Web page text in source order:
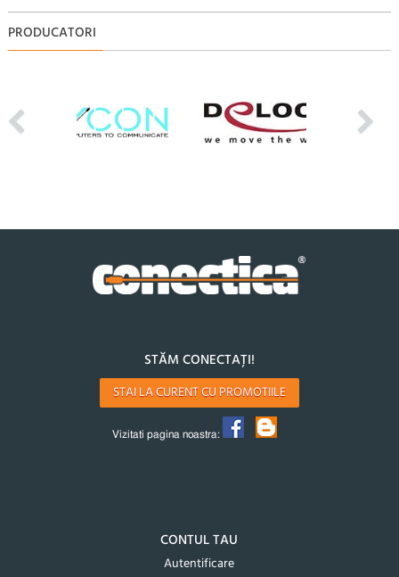
PRODUCATORI
STĂM CONECTAȚI!
STAI LA CURENT CU PROMOTIILE
Vizitati pagina noastra:
CONTUL TAU
Autentificare